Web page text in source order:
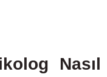
Nasıl